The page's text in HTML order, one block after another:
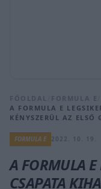
FŐOLDAL FORMULA E
A FORMULA E
KÉNYSZERÜL AZ ELSŐ
FORMULA E
A FORMULA E
CSAPATA